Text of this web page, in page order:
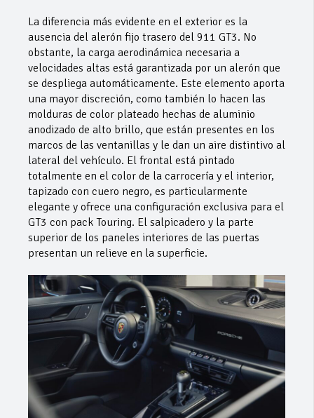
La diferencia más evidente en el exterior es la
ausencia del alerón fijo trasero del 911 GT3. No
obstante, la carga aerodinámica necesaria a
velocidades altas está garantizada por un alerón que
se despliega automáticamente. Este elemento aporta
una mayor discreción, como también lo hacen las
molduras de color plateado hechas de aluminio
anodizado de alto brillo, que están presentes en los
marcos de las ventanillas y le dan un aire distintivo al
lateral del vehículo. El frontal está pintado
totalmente en el color de la carrocería y el interior,
tapizado con cuero negro, es particularmente
elegante y ofrece una configuración exclusiva para el
GT3 con pack Touring. El salpicadero y la parte
superior de los paneles interiores de las puertas
presentan un relieve en la superficie.